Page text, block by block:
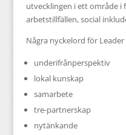
utvecklingen i ett område i
arbetstillfällen, social
Några nyckelord för Leader
underifrånperspektiv
lokal kunskap
samarbete
tre-partnerskap
nytänkande